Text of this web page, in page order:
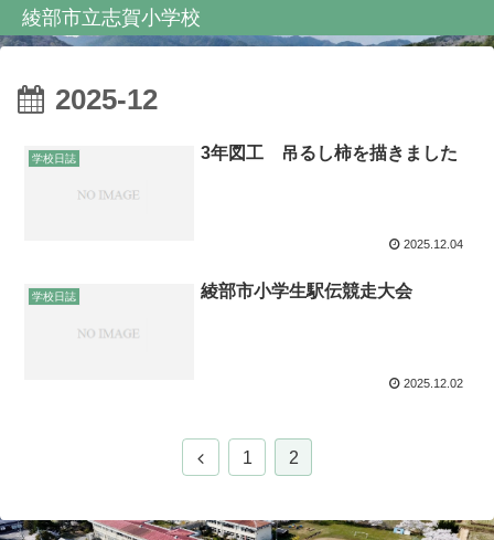
綾部市立志賀小学校
2025-12
学校日誌 3年図工 吊るし柿を描きました
2025.12.04
学校日誌 綾部市小学生駅伝競走大会
2025.12.02
1 2